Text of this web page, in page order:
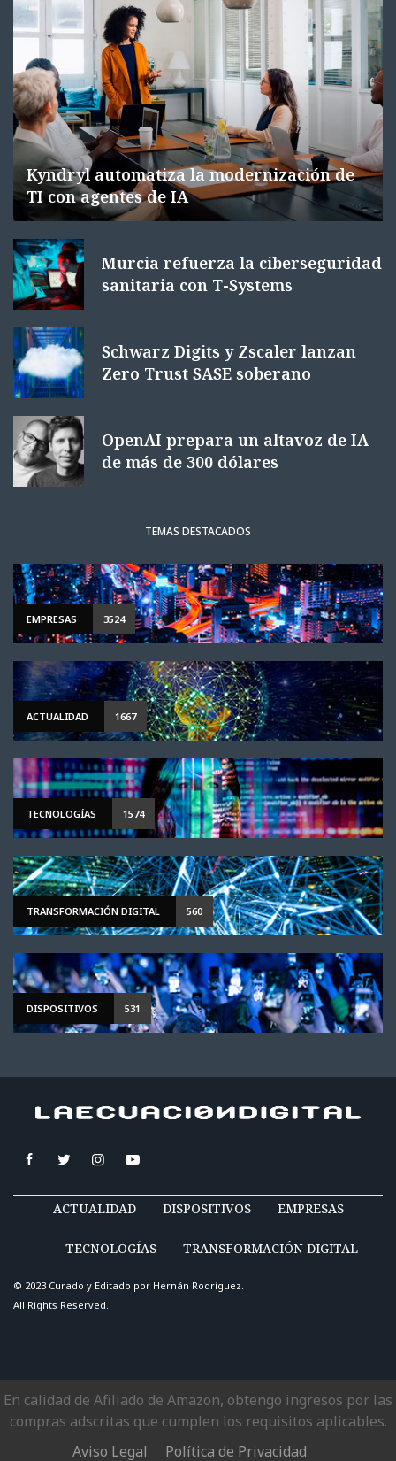
Kyndryl automatiza la modernización de
TI con agentes de IA
Murcia refuerza la ciberseguridad
sanitaria con T-Systems
Schwarz Digits y Zscaler lanzan
Zero Trust SASE soberano
OpenAI prepara un altavoz de IA
de más de 300 dólares
TEMAS DESTACADOS
EMPRESAS 3524
ACTUALIDAD 1667
TECNOLOGÍAS 1574
TRANSFORMACIÓN DIGITAL 560
DISPOSITIVOS 531
ACTUALIDAD DISPOSITIVOS EMPRESAS
TECNOLOGÍAS TRANSFORMACIÓN DIGITAL
© 2023 Curado y Editado por Hernán Rodríguez.
All Rights Reserved.
En calidad de Afiliado de Amazon, obtengo ingresos por las
compras adscritas que cumplen los requisitos aplicables.
Aviso Legal
Política de Privacidad